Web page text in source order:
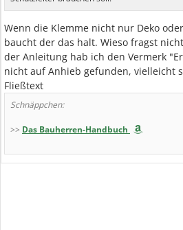
Wenn die Klemme nicht nur Deko
baucht der das halt. Wieso fragst
der Anleitung hab ich den Vermerk
nicht auf Anhieb gefunden, vielleicht
Fließtext
Schnäppchen:
>> Das Bauherren-Handbuch